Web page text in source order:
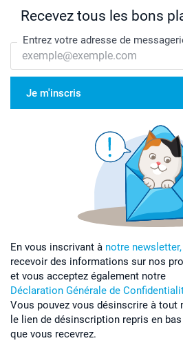
Recevez tous les bons
Entrez votre adresse de
Je m'inscris
En vous inscrivant à notre newsletter,
recevoir des informations sur nos
et vous acceptez également notre
Déclaration Générale de
Vous pouvez vous désinscrire à tout
le lien de désinscription repris en
que vous recevrez.